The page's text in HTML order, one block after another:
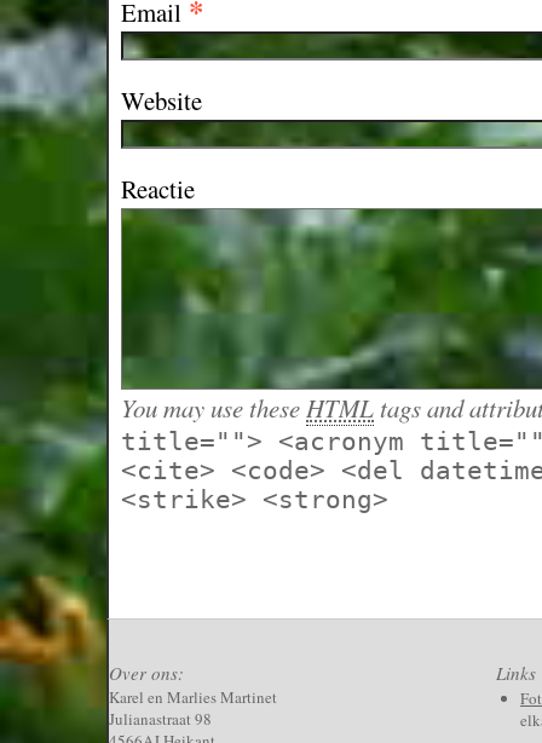
Email *
Website
Reactie
You may use theseHTML tags and
title=""> <acronym
<cite> <code> <del
<strike> <strong>
Over ons:
Karel en Marlies Martinet
Julianastraat 98
Links